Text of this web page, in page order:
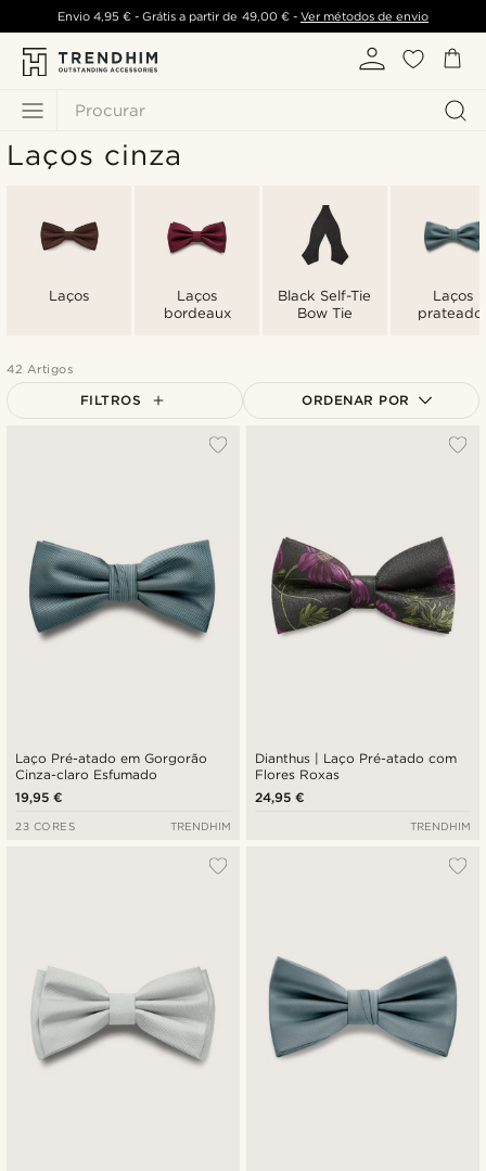
Procurar
Envio 4,95 €- Grátis a partir de 49,00 €- Ver métodos de envio
Laços cinza
Laços
Laços
bordeaux
Black Self-Tie
Bow Tie
Laços
42 Artigos
FILTROS ORDENAR POR
Preço mais alto
Laço Pré-atado em Gorgorão
Cinza-claro Esfumado
19,95 €
23 CORES TRENDHIM
Dianthus | Laço Pré-atado com
Flores Roxas
24,95 €
TRENDHIM